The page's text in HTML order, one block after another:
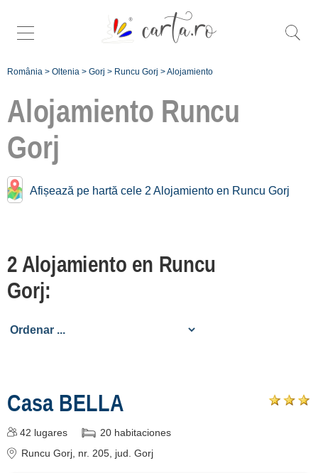
România > Oltenia > Gorj > Runcu Gorj >Alojamiento
Alojamiento Runcu
Gorj
Afișează pe hartă cele 2 Alojamiento en Runcu Gorj
2 Alojamiento en Runcu
Gorj:
Casa BELLA
42 lugares 20 habitaciones
Runcu Gorj , nr. 205 , jud. Gorj
Alojamiento cerca de
Runcu Gorj:
Târgu Jiu
[4 offers a 17.3 km]
Motru
despre C A R T A ®
termeni și condiții
contact